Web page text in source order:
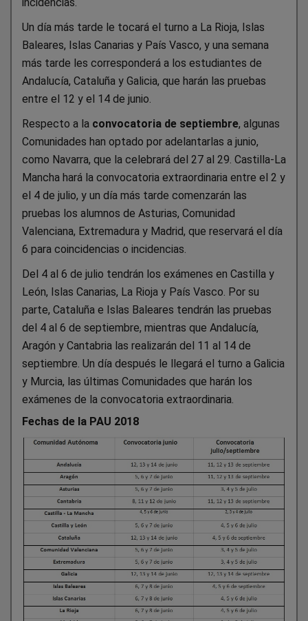
Un día más tarde le tocará el turno a La Rioja, Islas
Baleares, Islas Canarias y País Vasco, y una semana
más tarde les corresponderá a los estudiantes de
Andalucía, Cataluña y Galicia, que harán las pruebas
entre el 12 y el 14 de junio.
Respecto a la convocatoria de septiembre, algunas
Comunidades han optado por adelantarlas a junio,
como Navarra, que la celebrará del 27 al 29. Castilla-La
Mancha hará la convocatoria extraordinaria entre el 2 y
el 4 de julio, y un día más tarde comenzarán las
pruebas los alumnos de Asturias, Comunidad
Valenciana, Extremadura y Madrid, que reservará el día
6 para coincidencias o incidencias.
Del 4 al 6 de julio tendrán los exámenes en Castilla y
León, Islas Canarias, La Rioja y País Vasco. Por su
parte, Cataluña e Islas Baleares tendrán las pruebas
del 4 al 6 de septiembre, mientras que Andalucía,
Aragón y Cantabria las realizarán del 11 al 14 de
septiembre. Un día después le llegará el turno a Galicia
y Murcia, las últimas Comunidades que harán los
exámenes de la convocatoria extraordinaria.
Fechas de la PAU 2018